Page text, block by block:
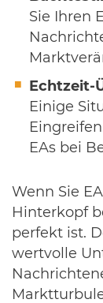
Sie Ihren
Echtzeit-
Einige
EAs bei
Wenn Sie
Hinterkopf
perfekt ist.
wertvolle